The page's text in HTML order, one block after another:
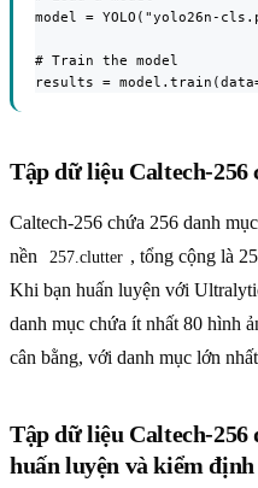
model = YOLO("yolo26n-
# Train the model
results =
Tập dữ liệu Caltech-256
Caltech-256 chứa 256 danh
nền
257.clutter , tổng cộng là
Khi bạn huấn luyện với
danh mục chứa ít nhất 80 hình
cân bằng, với danh mục lớn
Tập dữ liệu Caltech-256
huấn luyện và kiểm